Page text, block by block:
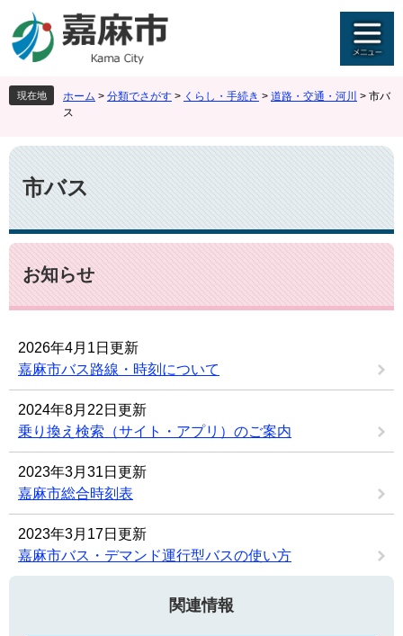
ジ
先
頭
。
ュ
を
飛
て
本
文
へ
現在地 ホーム > 分類でさがす > くらし・手続き > 道路・交通・河川 > 市バ
ス
本
文
市バス
お知らせ
2026年4月1日更新
嘉麻市バス路線・時刻について
2024年8月22日更新
乗り換え検索（サイト・アプリ）のご案内
2023年3月31日更新
嘉麻市総合時刻表
2023年3月17日更新
嘉麻市バス・デマンド運行型バスの使い方
関連情報